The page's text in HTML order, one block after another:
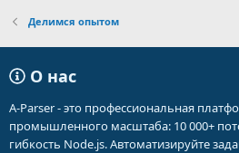
Делимся опытом
О нас
A-Parser - это профессиональная
промышленного масштаба: 10 000+
гибкость Node.js. Автоматизируйте